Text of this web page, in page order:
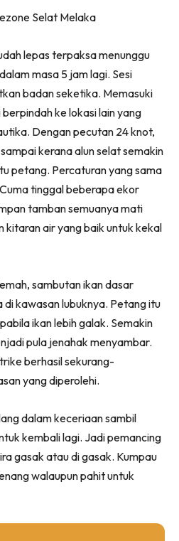
lepas terpaksa menunggu
masa 5 jam lagi. Sesi
badan seketika. Memasuki
ke lokasi lain yang
Dengan pecutan 24 knot,
kerana alun selat semakin
petang. Percaturan yang sama
tinggal beberapa ekor
tamban semuanya mati
kitaran air yang baik untuk kekal
sambutan ikan dasar
kawasan lubuknya. Petang itu
ikan lebih galak. Semakin
pula jenahak menyambar.
berhasil sekurang-
yang diperolehi.
dalam keceriaan sambil
kembali lagi. Jadi pemancing
gasak atau di gasak. Kumpau
walaupun pahit untuk